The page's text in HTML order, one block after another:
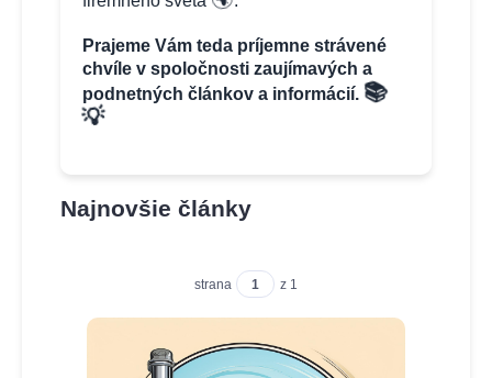
Prajeme Vám teda príjemne strávené
chvíle v spoločnosti zaujímavých a
podnetných článkov a informácií. 📚
💡
Najnovšie články
strana z 1